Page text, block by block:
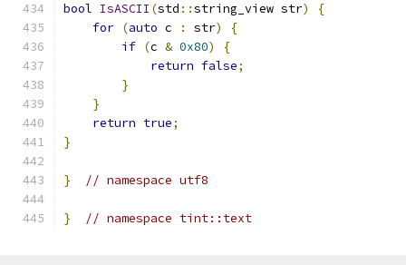
bool IsASCII (std ::string_view str)
{
for (auto c : str)
{
if (c & 0x80)
{
return false;
}
}
return true;
}
} // namespace utf8
} // namespace tint::text